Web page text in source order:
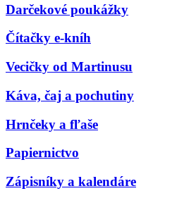
Darčekové poukážky
Čítačky e-kníh
Vecičky od Martinusu
Káva, čaj a pochutiny
Hrnčeky a fľaše
Papiernictvo
Zápisníky a kalendáre